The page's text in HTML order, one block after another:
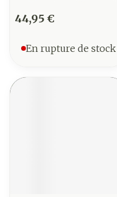
44,95 €
En rupture de stock